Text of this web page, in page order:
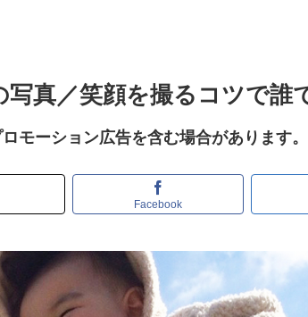
写真／笑顔を撮るコツで誰
モーション広告を含む場合があります。
Facebook